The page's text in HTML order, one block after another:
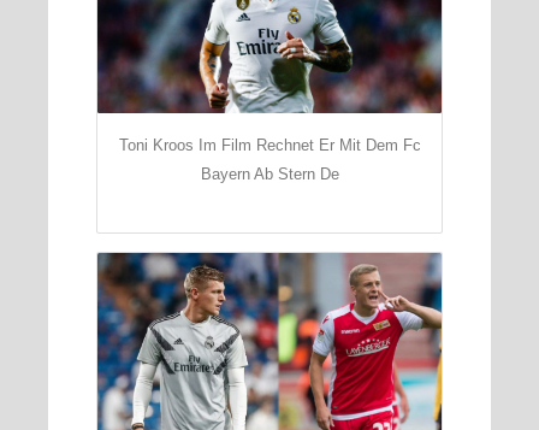
Toni Kroos Im Film Rechnet Er Mit Dem Fc
Bayern Ab Stern De